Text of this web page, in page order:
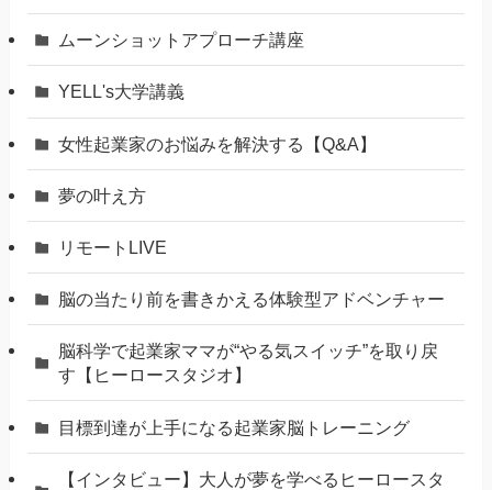
ムーンショットアプローチ講座
YELL's大学講義
女性起業家のお悩みを解決する【Q&A】
夢の叶え方
リモートLIVE
脳の当たり前を書きかえる体験型アドベンチャー
脳科学で起業家ママが“やる気スイッチ”を取り戻
す【ヒーロースタジオ】
⽬標到達が上⼿になる起業家脳トレーニング
【インタビュー】大人が夢を学べるヒーロースタ